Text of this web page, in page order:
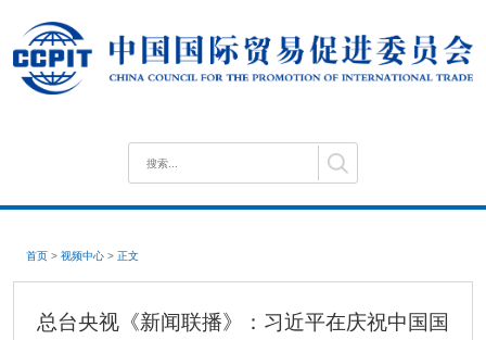
首页 > 视频中心 > 正文
总台央视《新闻联播》：习近平在庆祝中国国